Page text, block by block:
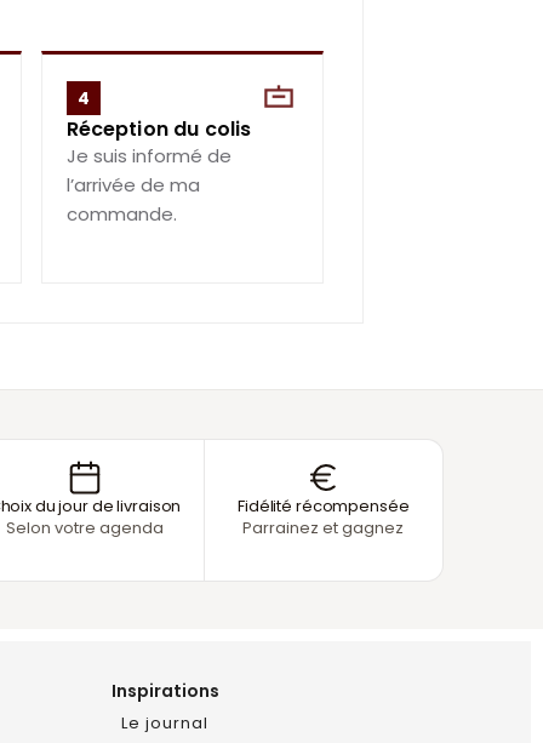
4
Réception du colis
Je suis informé de
l’arrivée de ma
commande.
du jour de livraison
Selon votre agenda
Fidélité récompensée
Parrainez et gagnez
Inspirations
Le journal